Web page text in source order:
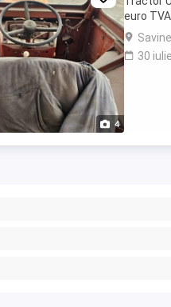
4
euro
30 iulie